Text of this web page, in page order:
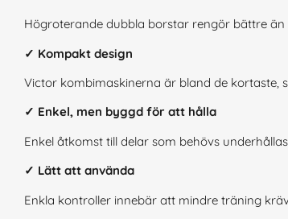
Högroterande dubbla borstar rengör bättre
✓ Kompakt design
Victor kombimaskinerna är bland de kortaste,
✓ Enkel, men byggd för att hålla
Enkel åtkomst till delar som behövs
✓ Lätt att använda
Enkla kontroller innebär att mindre träning